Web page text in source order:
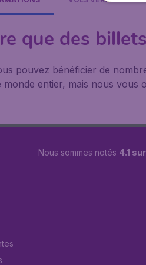
que des
pouvez bénéficier de
entier, mais nous vous
Nous sommes notés 4.1